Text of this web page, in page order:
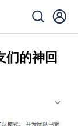
们的神回